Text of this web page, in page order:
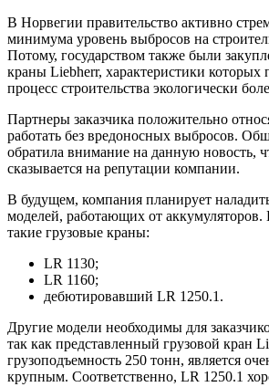
В Норвегии правительство активно
минимума уровень выбросов на
Потому, государством также были
краны Liebherr, характеристики которых
процесс строительства экологически
Партнеры заказчика положительно
работать без вредоносных выбросов.
обратила внимание на данную новость,
сказывается на репутации компании.
В будущем, компания планирует
моделей, работающих от аккумуляторов.
такие грузовые краны:
LR 1130;
LR 1160;
дебютировавший LR 1250.1.
Другие модели необходимы для
так как представленный грузовой кран
грузоподъемность 250 тонн, является
крупным. Соответственно, LR 1250.1